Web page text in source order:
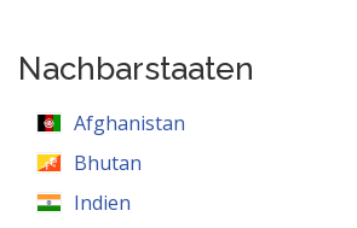
Nachbarstaaten
Afghanistan
Bhutan
Indien